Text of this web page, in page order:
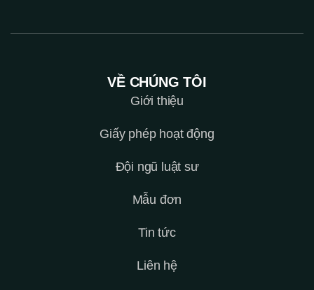
VỀ CHÚNG TÔI
Giới thiệu
Giấy phép hoạt động
Đội ngũ luật sư
Mẫu đơn
Tin tức
Liên hệ